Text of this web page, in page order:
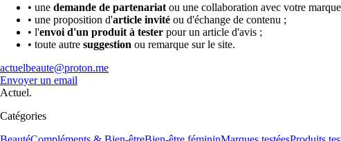
• une demande de partenariat ou une collaboration avec votre
• une proposition d'article invité ou d'échange de contenu ;
• l'envoi d'un produit à tester pour un article d'avis ;
• toute autre suggestion ou remarque sur le site.
actuelbeaute@proton.me
Envoyer un email
Actuel.
Catégories